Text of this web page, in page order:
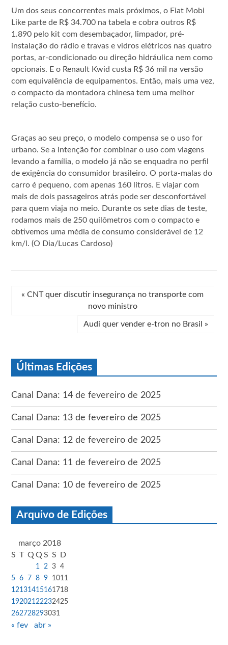
Um dos seus concorrentes mais próximos, o Fiat Mobi
Like parte de R$ 34.700 na tabela e cobra outros R$
1.890 pelo kit com desembaçador, limpador, pré-
instalação do rádio e travas e vidros elétricos nas quatro
portas, ar-condicionado ou direção hidráulica nem como
opcionais. E o Renault Kwid custa R$ 36 mil na versão
com equivalência de equipamentos. Então, mais uma vez,
o compacto da montadora chinesa tem uma melhor
relação custo-benefício.
Graças ao seu preço, o modelo compensa se o uso for
urbano. Se a intenção for combinar o uso com viagens
levando a família, o modelo já não se enquadra no perfil
de exigência do consumidor brasileiro. O porta-malas do
carro é pequeno, com apenas 160 litros. E viajar com
mais de dois passageiros atrás pode ser desconfortável
para quem viaja no meio. Durante os sete dias de teste,
rodamos mais de 250 quilômetros com o compacto e
obtivemos uma média de consumo considerável de 12
km/l. (O Dia/Lucas Cardoso)
« CNT quer discutir insegurança no transporte com
novo ministro
Audi quer vender e-tron no Brasil »
Últimas Edições
Canal Dana: 14 de fevereiro de 2025
Canal Dana: 13 de fevereiro de 2025
Canal Dana: 12 de fevereiro de 2025
Canal Dana: 11 de fevereiro de 2025
Canal Dana: 10 de fevereiro de 2025
Arquivo de Edições
março 2018
S T Q Q S S D
1 2 3 4
5 6 7 8 9 1011
12131415161718
192021 22232425
262728293031
« fev abr »